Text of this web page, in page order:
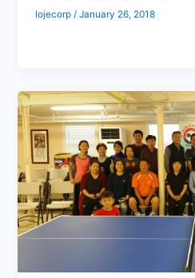
lojecorp/January 26, 2018